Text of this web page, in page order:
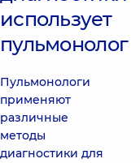
использует
пульмонолог
Пульмонологи
применяют
различные
методы
диагностики для